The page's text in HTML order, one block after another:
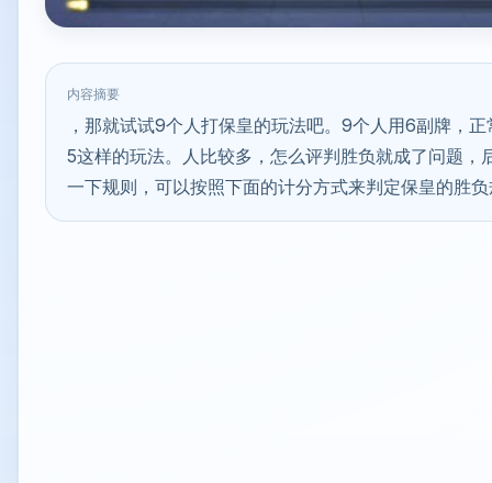
内容摘要
，那就试试9个人打保皇的玩法吧。9个人用6副牌，
5这样的玩法。人比较多，怎么评判胜负就成了问题，
一下规则，可以按照下面的计分方式来判定保皇的胜